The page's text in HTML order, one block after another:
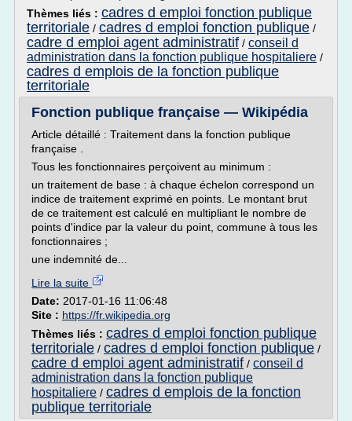
Thèmes liés : cadres d emploi fonction publique
territoriale / cadres d emploi fonction publique /
cadre d emploi agent administratif / conseil d
administration dans la fonction publique hospitaliere /
cadres d emplois de la fonction publique
territoriale
Fonction publique française — Wikipédia
Article détaillé : Traitement dans la fonction publique
française .
Tous les fonctionnaires perçoivent au minimum :
un traitement de base : à chaque échelon correspond un
indice de traitement exprimé en points. Le montant brut
de ce traitement est calculé en multipliant le nombre de
points d'indice par la valeur du point, commune à tous les
fonctionnaires ;
une indemnité de...
Lire la suite
Date: 2017-01-16 11:06:48
Site : https://fr.wikipedia.org
Thèmes liés : cadres d emploi fonction publique
territoriale / cadres d emploi fonction publique /
cadre d emploi agent administratif / conseil d
administration dans la fonction publique
hospitaliere / cadres d emplois de la fonction
publique territoriale